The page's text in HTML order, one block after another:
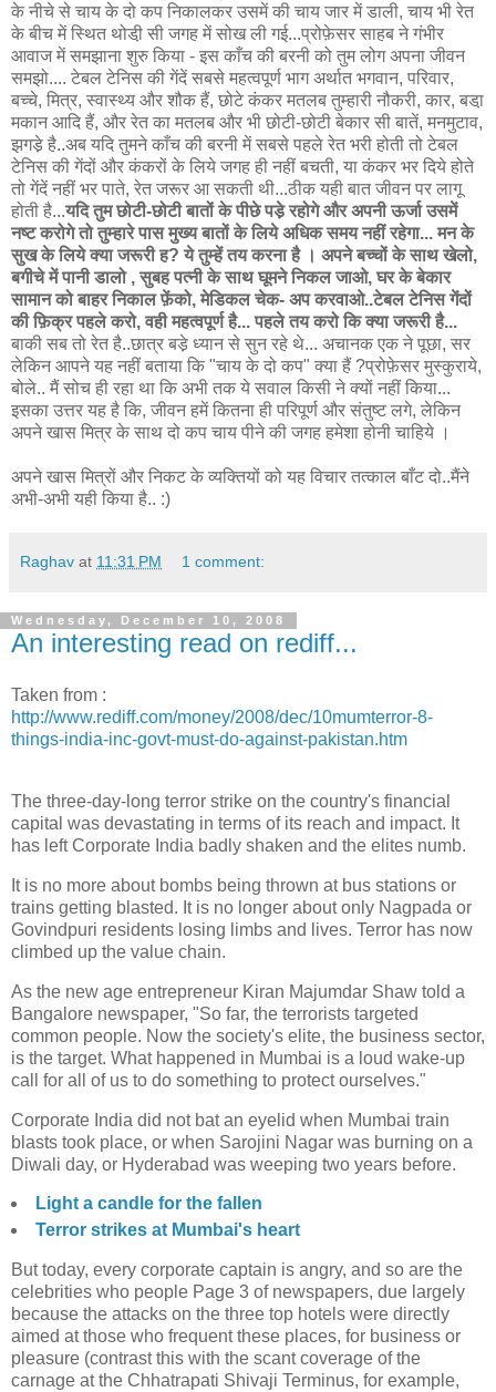
के नीचे से चाय के दो कप निकालकर उसमें की चाय जार में डाली, चाय भी रेत
के बीच में स्थित थोडी़ सी जगह में सोख ली गई...प्रोफ़ेसर साहब ने गंभीर
आवाज में समझाना शुरु किया - इस काँच की बरनी को तुम लोग अपना जीवन
समझो.... टेबल टेनिस की गेंदें सबसे महत्वपूर्ण भाग अर्थात भगवान, परिवार,
बच्चे, मित्र, स्वास्थ्य और शौक हैं, छोटे कंकर मतलब तुम्हारी नौकरी, कार, बडा़
मकान आदि हैं, और रेत का मतलब और भी छोटी-छोटी बेकार सी बातें, मनमुटाव,
झगडे़ है..अब यदि तुमने काँच की बरनी में सबसे पहले रेत भरी होती तो टेबल
टेनिस की गेंदों और कंकरों के लिये जगह ही नहीं बचती, या कंकर भर दिये होते
तो गेंदें नहीं भर पाते, रेत जरूर आ सकती थी...ठीक यही बात जीवन पर लागू
होती है...यदि तुम छोटी-छोटी बातों के पीछे पडे़ रहोगे और अपनी ऊर्जा उसमें
नष्ट करोगे तो तुम्हारे पास मुख्य बातों के लिये अधिक समय नहीं रहेगा... मन के
सुख के लिये क्या जरूरी ह? ये तुम्हें तय करना है । अपने बच्चों के साथ खेलो,
बगीचे में पानी डालो , सुबह पत्नी के साथ घूमने निकल जाओ, घर के बेकार
सामान को बाहर निकाल फ़ेंको, मेडिकल चेक- अप करवाओ..टेबल टेनिस गेंदों
की फ़िक्र पहले करो, वही महत्वपूर्ण है... पहले तय करो कि क्या जरूरी है...
बाकी सब तो रेत है..छात्र बडे़ ध्यान से सुन रहे थे... अचानक एक ने पूछा, सर
लेकिन आपने यह नहीं बताया कि "चाय के दो कप" क्या हैं ?प्रोफ़ेसर मुस्कुराये,
बोले.. मैं सोच ही रहा था कि अभी तक ये सवाल किसी ने क्यों नहीं किया...
इसका उत्तर यह है कि, जीवन हमें कितना ही परिपूर्ण और संतुष्ट लगे, लेकिन
अपने खास मित्र के साथ दो कप चाय पीने की जगह हमेशा होनी चाहिये ।
अपने खास मित्रों और निकट के व्यक्तियों को यह विचार तत्काल बाँट दो..मैंने
अभी-अभी यही किया है.. :)
Raghav at 11:31 PM 1 comment:
Wednesday, December 10, 2008
An interesting read on rediff...
Taken from :
http://www.rediff.com/money/2008/dec/10mumterror-8-
things-india-inc-govt-must-do-against-pakistan.htm
The three-day-long terror strike on the country's financial
capital was devastating in terms of its reach and impact. It
has left Corporate India badly shaken and the elites numb.
It is no more about bombs being thrown at bus stations or
trains getting blasted. It is no longer about only Nagpada or
Govindpuri residents losing limbs and lives. Terror has now
climbed up the value chain.
As the new age entrepreneur Kiran Majumdar Shaw told a
Bangalore newspaper, "So far, the terrorists targeted
common people. Now the society's elite, the business sector,
is the target. What happened in Mumbai is a loud wake-up
call for all of us to do something to protect ourselves."
Corporate India did not bat an eyelid when Mumbai train
blasts took place, or when Sarojini Nagar was burning on a
Diwali day, or Hyderabad was weeping two years before.
Light a candle for the fallen
Terror strikes at Mumbai's heart
But today, every corporate captain is angry, and so are the
celebrities who people Page 3 of newspapers, due largely
because the attacks on the three top hotels were directly
aimed at those who frequent these places, for business or
pleasure (contrast this with the scant coverage of the
carnage at the Chhatrapati Shivaji Terminus, for example,